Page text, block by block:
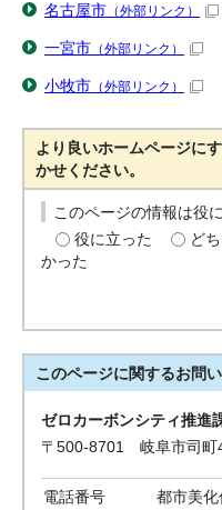
名古屋市 （外部リンク）
一宮市 （外部リンク）
小牧市 （外部リンク）
より良いホームページに
かせください。
このページの情報は役
役に立った
ど
かった
このページに関するお問
ゼロカーボンシティ推進
〒500-8701 岐阜市司
電話番号
都市美